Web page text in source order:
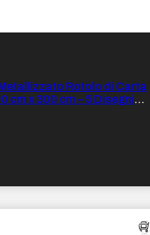
Rotolo di Carta
cm x 300 cm – 5 Disegni